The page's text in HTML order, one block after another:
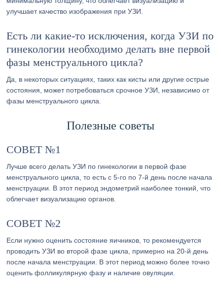
улучшает качество изображения при УЗИ.
Есть ли какие-то исключения, когда УЗИ по
гинекологии необходимо делать вне первой
фазы менструального цикла?
Да, в некоторых ситуациях, таких как кисты или другие острые
состояния, может потребоваться срочное УЗИ, независимо от
фазы менструального цикла.
Полезные советы
СОВЕТ №1
Лучше всего делать УЗИ по гинекологии в первой фазе
менструального цикла, то есть с 5-го по 7-й день после начала
менструации. В этот период эндометрий наиболее тонкий, что
облегчает визуализацию органов.
СОВЕТ №2
Если нужно оценить состояние яичников, то рекомендуется
проводить УЗИ во второй фазе цикла, примерно на 20-й день
после начала менструации. В этот период можно более точно
оценить фолликулярную фазу и наличие овуляции.